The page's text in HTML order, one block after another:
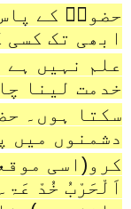
حضورؐ کے
ابھی تک کسی
علم نہیں
خدمت لینا
سکتا ہوں۔
دشمنوں میں
کرو(اسی
اَلْحَرْبُ خُدْ